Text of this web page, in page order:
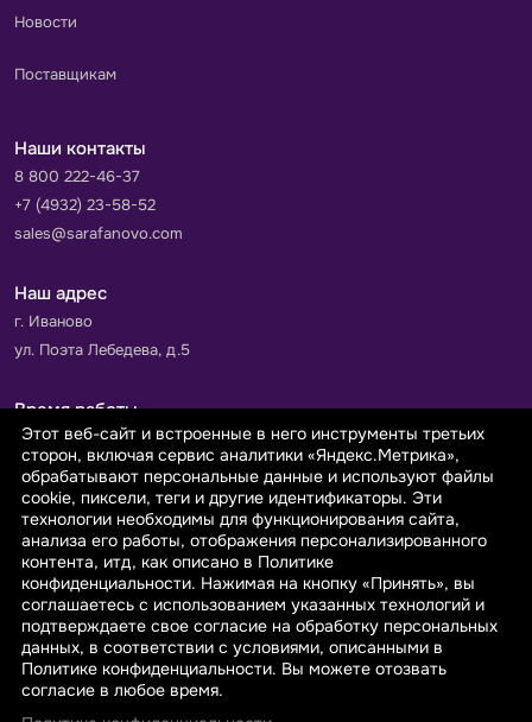
Новости
Поставщикам
Наши контакты
8 800 222-46-37
+7 (4932) 23-58-52
sales@sarafanovo.com
Наш адрес
г. Иваново
ул. Поэта Лебедева, д.5
Время работы
Пн-Пт с 9.00 до 18.00
Сб-Вс: выходной
Принимаем к оплате
© 2026 sarafanovo.com - Интернет-магазин "САРАФАНОВО"
специализируется на производстве, продаже тканей оптом и в
розницу с доставкой по Роcсии и СНГ.
Этот веб-сайт и встроенные в него инструменты третьих
сторон, включая сервис аналитики «Яндекс.Метрика»,
обрабатывают персональные данные и используют файлы
cookie, пиксели, теги и другие идентификаторы. Эти
технологии необходимы для функционирования сайта,
анализа его работы, отображения персонализированного
контента, итд, как описано в Политике
конфиденциальности. Нажимая на кнопку «Принять», вы
соглашаетесь с использованием указанных технологий и
подтверждаете свое согласие на обработку персональных
данных, в соответствии с условиями, описанными в
Политике конфиденциальности. Вы можете отозвать
согласие в любое время.